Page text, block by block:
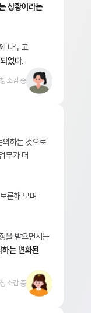
상황이라는
나누고
었다.
소감 중
의하는 것으로
무가 더
론해 보며
을 받으면서는
는 변화된
소감 중